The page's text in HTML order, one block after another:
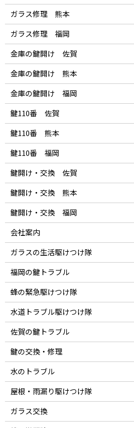
ガラス修理 熊本
ガラス修理 福岡
金庫の鍵開け 佐賀
金庫の鍵開け 熊本
金庫の鍵開け 福岡
鍵110番 佐賀
鍵110番 熊本
鍵110番 福岡
鍵開け・交換 佐賀
鍵開け・交換 熊本
鍵開け・交換 福岡
会社案内
ガラスの生活駆けつけ隊
福岡の鍵トラブル
蜂の緊急駆けつけ隊
水道トラブル駆けつけ隊
佐賀の鍵トラブル
鍵の交換・修理
水のトラブル
屋根・雨漏り駆けつけ隊
ガラス交換